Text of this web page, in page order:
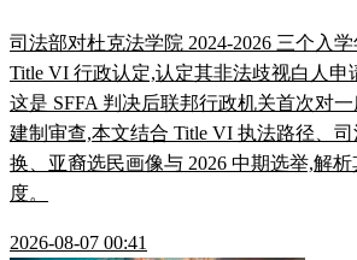
司法部对杜克法学院 2024-2026 三个入
Title VI 行政认定,认定其非法歧视白人申
这是 SFFA 判决后联邦行政机关首次对
建制审查,本文结合 Title VI 执法路径、
换、亚裔选民画像与 2026 中期选举,解
度。
2026-08-07 00:41